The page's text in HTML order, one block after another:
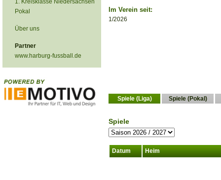
1. Kreisklasse Niedersachsen
Pokal
Über uns
Partner
www.harburg-fussball.de
Im Verein seit:
1/2026
Spiele (Liga) Spiele (Pokal)
Spiele
Datum Heim